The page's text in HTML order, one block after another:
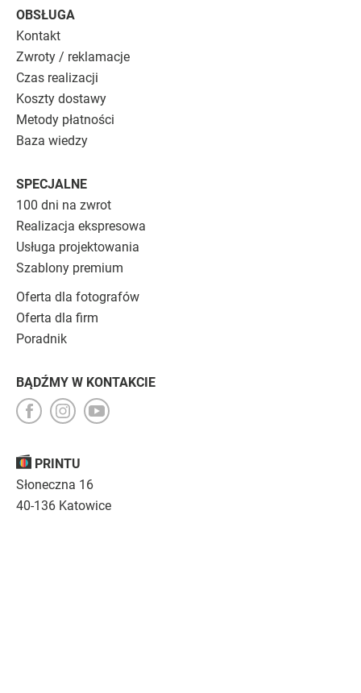
PRINTU
Słoneczna 16
40-136 Katowice
OBSŁUGA
Kontakt
Zwroty / reklamacje
Czas realizacji
Koszty dostawy
Metody płatności
Baza wiedzy
SPECJALNE
100 dni na zwrot
Realizacja ekspresowa
Usługa projektowania
Szablony premium
Oferta dla fotografów
Oferta dla firm
Poradnik
BĄDŹMY W KONTAKCIE